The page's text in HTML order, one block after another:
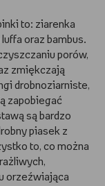
to: ziarenka
oraz bambus.
porów,
zmiękczają
drobnoziarniste,
zapobiegać
są bardzo
piasek z
to, co można
orzeźwiająca